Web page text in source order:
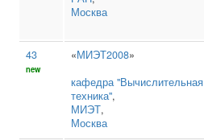
Москва
43
new
«МИЭТ2008»
кафедра "Вычислительная
техника",
МИЭТ,
Москва